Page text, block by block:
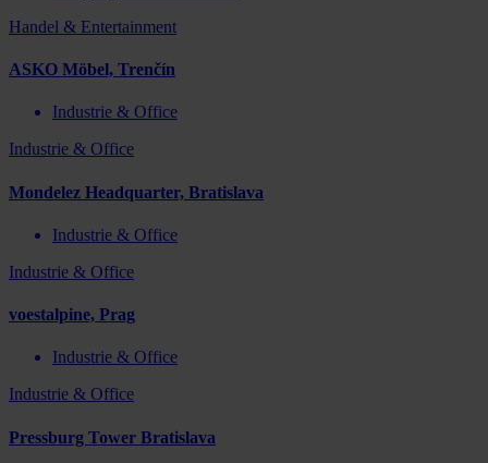
Handel & Entertainment
ASKO Möbel, Trenčín
Industrie & Office
Industrie & Office
Mondelez Headquarter, Bratislava
Industrie & Office
Industrie & Office
voestalpine, Prag
Industrie & Office
Industrie & Office
Pressburg Tower Bratislava